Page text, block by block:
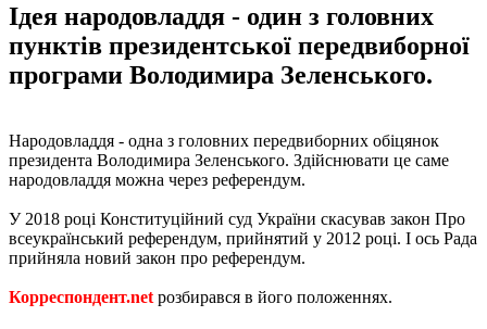
Ідея народовладдя - один з головних
пунктів президентської передвиборної
програми Володимира Зеленського.
Народовладдя - одна з головних передвиборних обіцянок
президента Володимира Зеленського. Здійснювати це саме
народовладдя можна через референдум.
У 2018 році Конституційний суд України скасував закон Про
всеукраїнський референдум, прийнятий у 2012 році. І ось Рада
прийняла новий закон про референдум.
Корреспондент.net розбирався в його положеннях.